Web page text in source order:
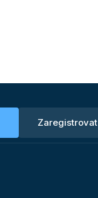
Zaregistrovat